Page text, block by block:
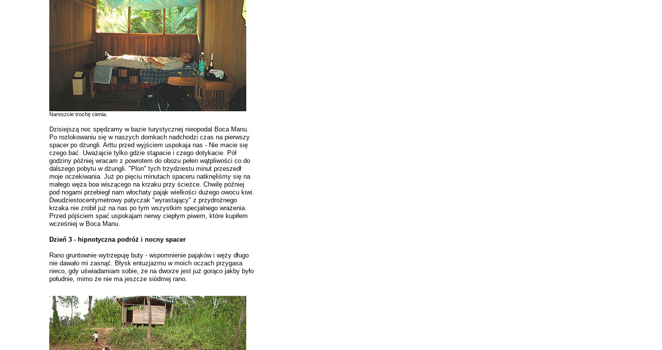
Nareszcie trochę cienia.
Dzisiejszą noc spędzamy w bazie turystycznej nieopodal Boca Manu.
Po rozlokowaniu się w naszych domkach nadchodzi czas na pierwszy
spacer po dżungli. Arttu przed wyjściem uspokaja nas - Nie macie się
czego bać. Uważajcie tylko gdzie stąpacie i czego dotykacie. Pół
godziny później wracam z powrotem do obozu pełen wątpliwości co do
dalszego pobytu w dżungli. "Plon" tych trzydziestu minut przeszedł
moje oczekiwania. Już po pięciu minutach spaceru natknęliśmy się na
małego węża boa wiszącego na krzaku przy ścieżce. Chwilę później
pod nogami przebiegł nam włochaty pająk wielkości dużego owocu kiwi.
Dwudziestocentymetrowy patyczak "wyrastający" z przydrożnego
krzaka nie zrobił już na nas po tym wszystkim specjalnego wrażenia.
Przed pójściem spać uspokajam nerwy ciepłym piwem, które kupiłem
wcześniej w Boca Manu.
Dzień 3 - hipnotyczna podróż i nocny spacer
Rano gruntownie wytrzepuję buty - wspomnienie pająków i węży długo
nie dawało mi zasnąć. Błysk entuzjazmu w moich oczach przygasa
nieco, gdy uświadamiam sobie, że na dworze jest już gorąco jakby było
południe, mimo że nie ma jeszcze siódmej rano.